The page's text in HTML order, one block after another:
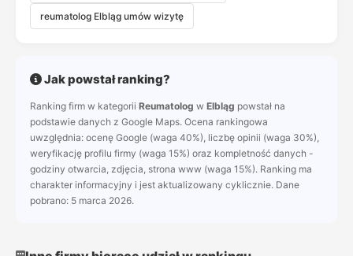
reumatolog Elbląg umów wizytę
Jak powstał ranking?
Ranking firm w kategorii Reumatolog w Elbląg powstał na
podstawie danych z Google Maps. Ocena rankingowa
uwzględnia: ocenę Google (waga 40%), liczbę opinii (waga 30%),
weryfikację profilu firmy (waga 15%) oraz kompletność danych -
godziny otwarcia, zdjęcia, strona www (waga 15%). Ranking ma
charakter informacyjny i jest aktualizowany cyklicznie. Dane
pobrano: 5 marca 2026.